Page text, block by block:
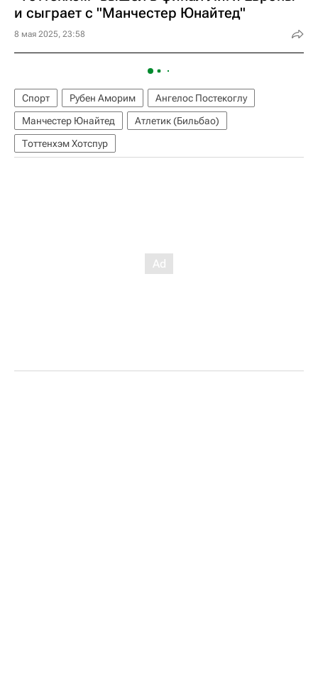
и сыграет с "Манчестер Юнайтед"
8 мая 2025, 23:58
Спорт Рубен Аморим
Ангелос Постекоглу
Манчестер Юнайтед
Атлетик (Бильбао)
Тоттенхэм Хотспур